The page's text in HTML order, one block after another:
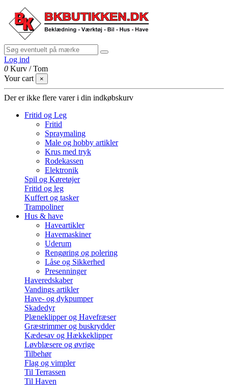
Log ind
0 Kurv /Tom
Your cart
×
Der er ikke flere varer i din indkøbskurv
Fritid og Leg
Fritid
Spraymaling
Male og hobby artikler
Krus med tryk
Rodekassen
Elektronik
Spil og Køretøjer
Fritid og leg
Kuffert og tasker
Trampoliner
Hus & have
Haveartikler
Havemaskiner
Uderum
Rengøring og polering
Låse og Sikkerhed
Presenninger
Haveredskaber
Vandings artikler
Have- og dykpumper
Skadedyr
Plæneklipper og Havefræser
Græstrimmer og buskrydder
Kædesav og Hækkeklipper
Løvblæsere og øvrige
Tilbehør
Flag og vimpler
Til Terrassen
Til Haven